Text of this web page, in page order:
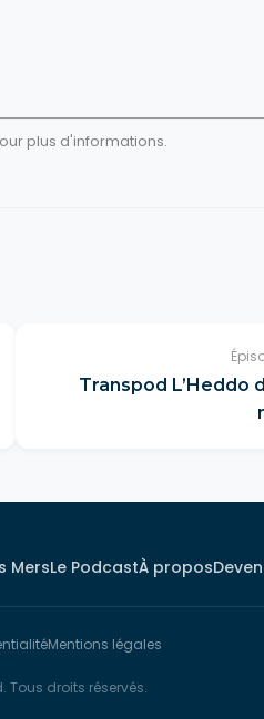
plus d'informations.
Transpod L’Heddo
MersLe PodcastÀ propos
Mentions légales
Tous droits réservés.